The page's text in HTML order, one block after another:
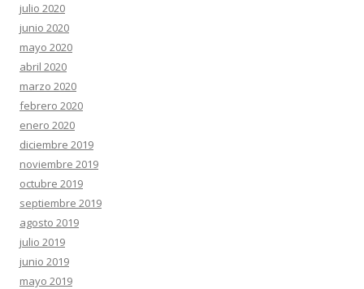
julio 2020
junio 2020
mayo 2020
abril 2020
marzo 2020
febrero 2020
enero 2020
diciembre 2019
noviembre 2019
octubre 2019
septiembre 2019
agosto 2019
julio 2019
junio 2019
mayo 2019